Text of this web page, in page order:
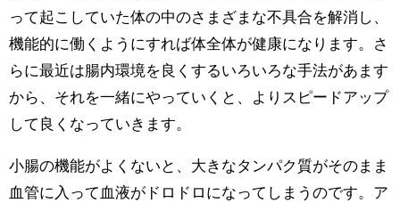
って起こしていた体の中のさまざまな不具合を解消し、
機能的に働くようにすれば体全体が健康になります。さ
らに最近は腸内環境を良くするいろいろな手法があます
から、それを一緒にやっていくと、よりスピードアップ
して良くなっていきます。
小腸の機能がよくないと、大きなタンパク質がそのまま
血管に入って血液がドロドロになってしまうのです。ア